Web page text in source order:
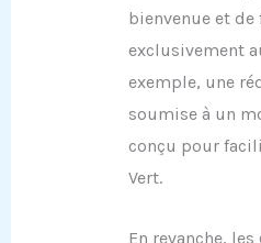
bienvenue et
exclusivement
exemple, une
soumise à un
conçu pour
Vert.
En revanche, les